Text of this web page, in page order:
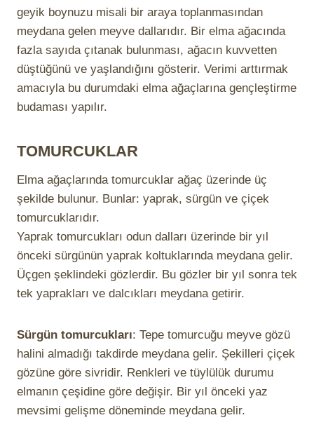
geyik boynuzu misali bir araya toplanmasından
meydana gelen meyve dallarıdır. Bir elma ağacında
fazla sayıda çıtanak bulunması, ağacın kuvvetten
düştüğünü ve yaşlandığını gösterir. Verimi arttırmak
amacıyla bu durumdaki elma ağaçlarına gençleştirme
budaması yapılır.
TOMURCUKLAR
Elma ağaçlarında tomurcuklar ağaç üzerinde üç
şekilde bulunur. Bunlar: yaprak, sürgün ve çiçek
tomurcuklarıdır.
Yaprak tomurcukları odun dalları üzerinde bir yıl
önceki sürgünün yaprak koltuklarında meydana gelir.
Üçgen şeklindeki gözlerdir. Bu gözler bir yıl sonra tek
tek yaprakları ve dalcıkları meydana getirir.
Sürgün tomurcukları: Tepe tomurcuğu meyve gözü
halini almadığı takdirde meydana gelir. Şekilleri çiçek
gözüne göre sivridir. Renkleri ve tüylülük durumu
elmanın çeşidine göre değişir. Bir yıl önceki yaz
mevsimi gelişme döneminde meydana gelir.